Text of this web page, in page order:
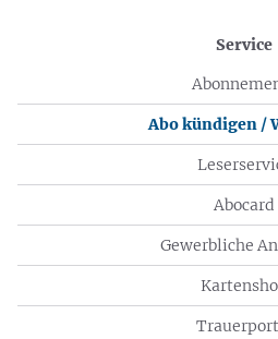
Service
Abo kündigen /
Abocard
Gewerbliche